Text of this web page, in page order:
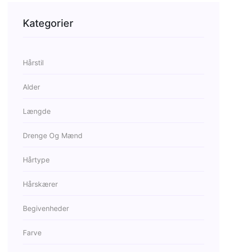
Kategorier
Hårstil
Alder
Længde
Drenge Og Mænd
Hårtype
Hårskærer
Begivenheder
Farve